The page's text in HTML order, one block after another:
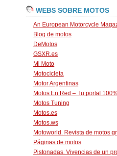
WEBS SOBRE MOTOS
An European Motorcycle
Blog de motos
DeMotos
GSXR.es
Mi Moto
Motocicleta
Motor Argentinas
Motos En Red – Tu portal
Motos Tuning
Motos.es
Motos.ws
Motoworld. Revista de motos
Páginas de motos
Pistonadas. Vivencias de un